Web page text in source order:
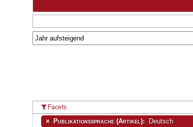
Facets
Publikationssprache (Artikel): Deutsch